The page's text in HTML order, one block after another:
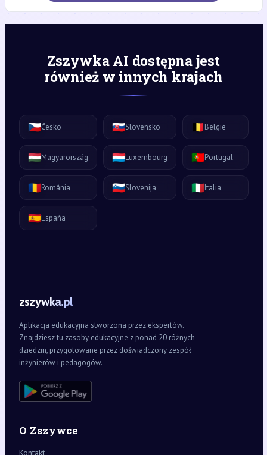
Zszywka AI dostępna jest
również w innych krajach
🇨🇿Česko 🇸🇰Slovensko 🇧🇪België
🇭🇺Magyarország 🇱🇺Luxembourg 🇵🇹Portugal
🇷🇴România 🇸🇮Slovenija 🇮🇹Italia
🇪🇸España
zszywka.pl
Aplikacja edukacyjna stworzona przez ekspertów.
Znajdziesz tu zasoby edukacyjne z ponad 20 różnych
dziedzin, przygotowane przez doświadczony zespół
inżynierów i pedagogów.
O Zszywce
Kontakt